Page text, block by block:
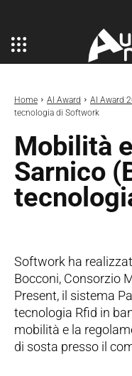
Home AI Award AI Award
tecnologia di Softwork
Mobilità
Sarnico
Softwork ha
Bocconi, Consorzio
Present, il sistema
tecnologia Rfid in
mobilità e la
di sosta presso il